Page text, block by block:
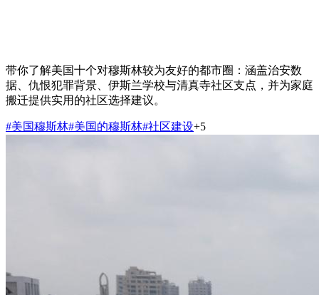
带你了解美国十个对穆斯林较为友好的都市圈：涵盖治安数
据、仇恨犯罪背景、伊斯兰学校与清真寺社区支点，并为家庭
搬迁提供实用的社区选择建议。
#美国穆斯林#美国的穆斯林#社区建设+5